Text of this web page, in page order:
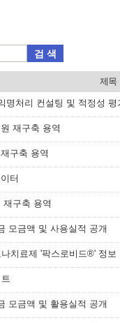
검 색
제목
명처리 컨설팅 및 적정성 평
재구축 용역
구축 용역
터
구축 용역
모금액 및 사용실적 공개
치료제 '팍스로비드®' 정보
모금액 및 활용실적 공개